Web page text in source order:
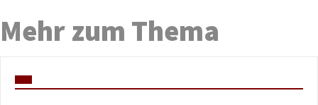
Mehr zum Thema